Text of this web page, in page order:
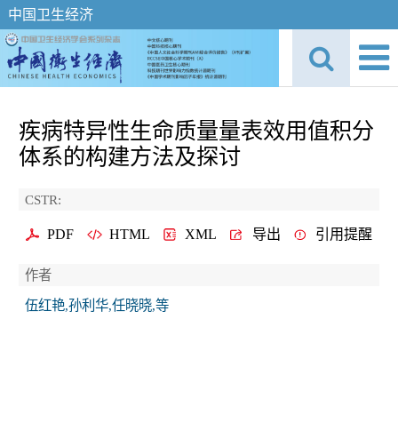
中国卫生经济
疾病特异性生命质量量表效用值积分
体系的构建方法及探讨
CSTR:
PDF HTML XML 导出 引用提醒
作者
伍红艳,孙利华,任晓晓,等